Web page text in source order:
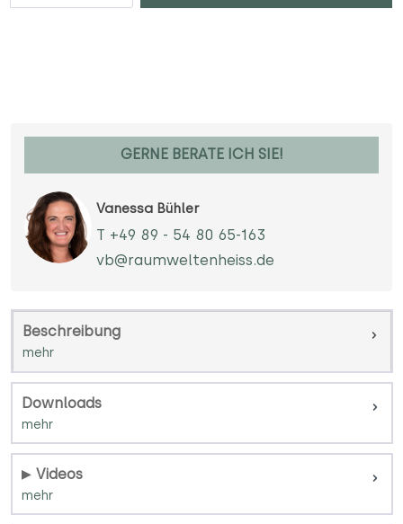
GERNE BERATE ICH SIE!
Vanessa Bühler
T +49 89 - 54 80 65-163
vb@raumweltenheiss.de
Beschreibung
Downloads
Videos